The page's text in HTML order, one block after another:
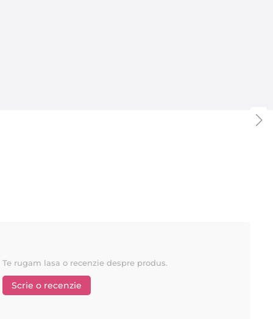
principale: Starpil siDepilflax
Te rugam lasa o recenzie despre produs.
Scrie o recenzie